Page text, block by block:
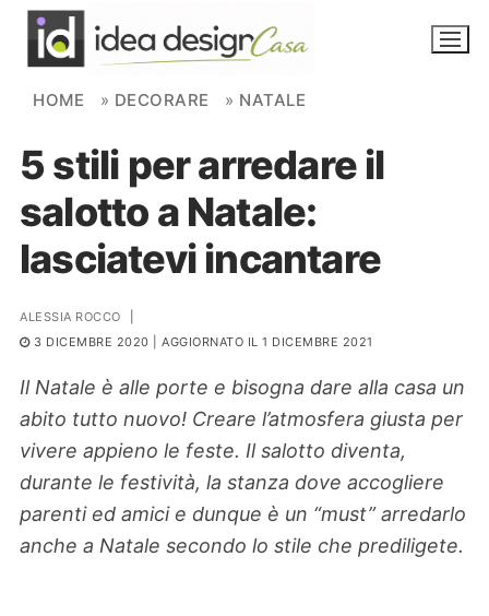
Skip to content
NOVITÀ
AMBIENTI
FAI DA TE
PIANTE
Search for:
HOME » DECORARE » NATALE
5 stili per arredare il
salotto a Natale:
lasciatevi incantare
ALESSIA ROCCO
3 DICEMBRE 2020 | AGGIORNATO IL 1 DICEMBRE 2021
Il Natale è alle porte e bisogna dare alla casa un
abito tutto nuovo! Creare l’atmosfera giusta per
vivere appieno le feste. Il salotto diventa,
durante le festività, la stanza dove accogliere
parenti ed amici e dunque è un “must” arredarlo
anche a Natale secondo lo stile che prediligete.